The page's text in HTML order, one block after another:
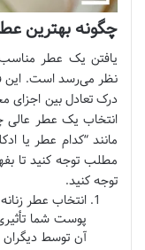
چگونه بهترین
یافتن یک عطر
نظر می‌رسد است. این
درک تعادل بین اجزای
انتخاب یک عطر عالی
مانند “کدام عطر یا
مطلب توجه کنید تا
توجه کنید.
انتخاب عطر
پوست شما
آن توسط دیگران